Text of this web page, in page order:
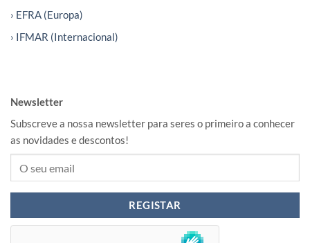
› EFRA (Europa)
› IFMAR (Internacional)
Newsletter
Subscreve a nossa newsletter para seres o primeiro a conhecer
as novidades e descontos!